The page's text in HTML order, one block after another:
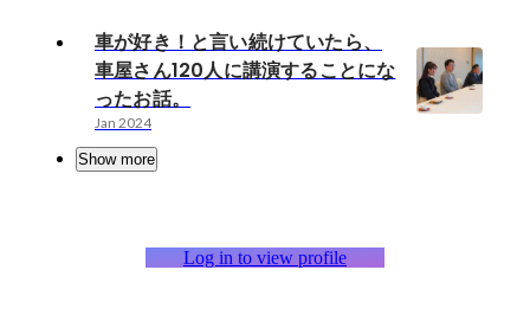
車が好き！と言い続けていたら、
車屋さん120人に講演することにな
ったお話。
Jan 2024
Show more
Log in to view profile